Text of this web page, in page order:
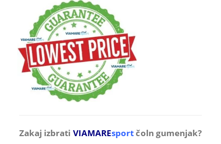
Zakaj izbrati VIAMAREsportčoln gumenjak?